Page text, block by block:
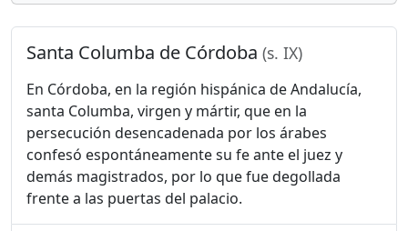
Santa Columba de Córdoba (s. IX)
En Córdoba, en la región hispánica de Andalucía,
santa Columba, virgen y mártir, que en la
persecución desencadenada por los árabes
confesó espontáneamente su fe ante el juez y
demás magistrados, por lo que fue degollada
frente a las puertas del palacio.